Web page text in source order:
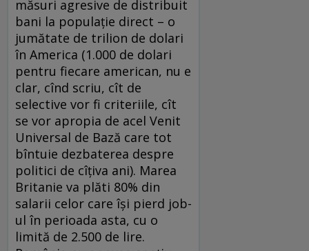
măsuri agresive de distribuit
bani la populație direct – o
jumătate de trilion de dolari
în America (1.000 de dolari
pentru fiecare american, nu e
clar, cînd scriu, cît de
selective vor fi criteriile, cît
se vor apropia de acel Venit
Universal de Bază care tot
bîntuie dezbaterea despre
politici de cîțiva ani). Marea
Britanie va plăti 80% din
salarii celor care își pierd job-
ul în perioada asta, cu o
limită de 2.500 de lire.